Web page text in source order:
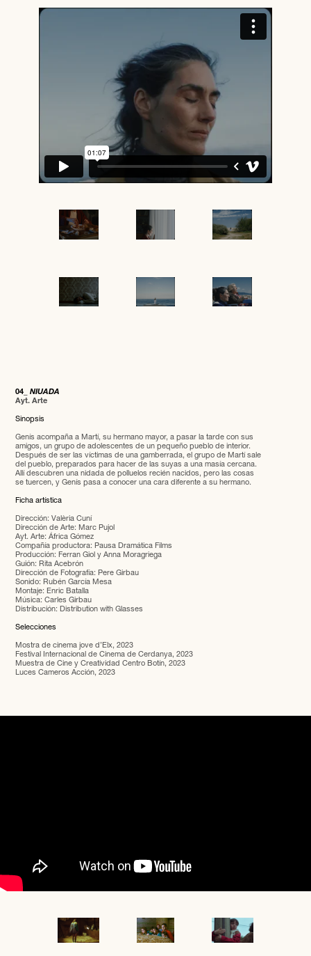
04_NIUADA
Ayt. Arte
Sinopsis
Genís acompaña a Martí, su hermano mayor, a pasar la tarde con sus
amigos, un grupo de adolescentes de un pequeño pueblo de interior.
Después de ser las víctimas de una gamberrada, el grupo de Martí sale
del pueblo, preparados para hacer de las suyas a una masía cercana.
Allí descubren una nidada de polluelos recién nacidos, pero las cosas
se tuercen, y Genís pasa a conocer una cara diferente a su hermano.
Ficha artística
Dirección: Valèria Cuní
Dirección de Arte: Marc Pujol
Ayt. Arte: África Gómez
Compañía productora: Pausa Dramática Films
Producción: Ferran Giol y Anna Moragriega
Guión: Rita Acebrón
Dirección de Fotografía: Pere Girbau
Sonido: Rubén García Mesa
Montaje: Enric Batalla
Música: Carles Girbau
Distribución: Distribution with Glasses
Selecciones
Mostra de cinema jove d’Elx, 2023
Festival Internacional de Cinema de Cerdanya, 2023
Muestra de Cine y Creatividad Centro Botín, 2023
Luces Cameros Acción, 2023